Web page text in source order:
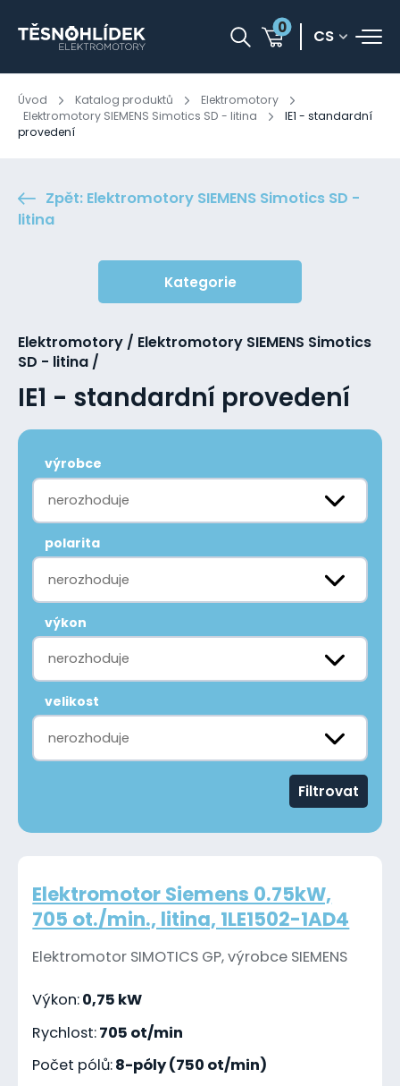
0 CS
Úvod Katalog produktů
Elektromotory
Elektromotory SIEMENS Simotics SD - litina
IE1 - standardní
provedení
Zpět: Elektromotory SIEMENS Simotics SD -
litina
Kategorie
Elektromotory / Elektromotory SIEMENS Simotics
SD - litina /
IE1 - standardní provedení
výrobce
nerozhoduje
polarita
nerozhoduje
výkon
nerozhoduje
velikost
nerozhoduje
Filtrovat
Elektromotor Siemens 0.75kW,
705 ot./min., litina, 1LE1502-1AD4
Elektromotor SIMOTICS GP, výrobce SIEMENS
Výkon:0,75 kW
Rychlost:705 ot/min
Počet pólů:8-póly (750 ot/min)